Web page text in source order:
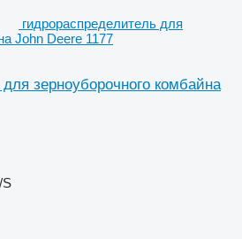
гидрораспределитель для
John Deere 1177
зерноуборочного комбайна
S